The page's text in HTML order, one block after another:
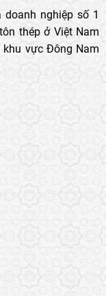
nghiệp số 1
thép ở Việt Nam
vực Đông Nam